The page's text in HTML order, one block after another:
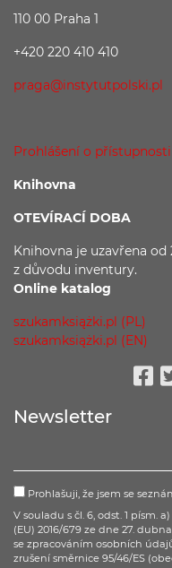
110 00 Praha 1
+420 220 410 410
praga@instytutpolski.pl
Prohlášení o přístupnosti
Knihovna
OTEVÍRACÍ DOBA
Knihovna je uzavřena od
z důvodu inventury.
Online katalog
szukamksiążki.pl (PL)
szukamksiążki.pl (EN)
Newsletter
Prohlašuji, že jsem se
V souladu s čl. 6, odst. 1 písm.
(EU) 2016/679 ze dne 27.
se zpracováním osobních
zrušení směrnice 95/46/ES